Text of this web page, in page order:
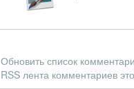
Обновить список
RSS лента комментариев